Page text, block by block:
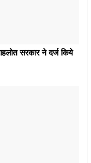
सरकार ने दर्ज किये